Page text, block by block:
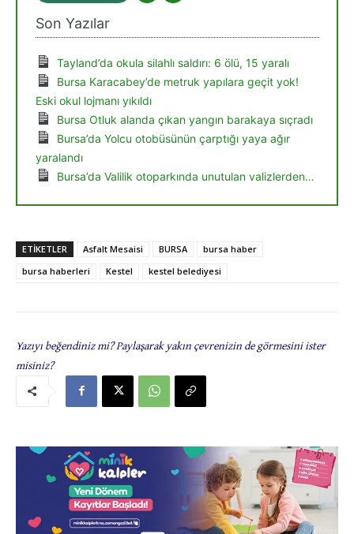
Son Yazılar
Tayland’da okula silahlı saldırı: 6 ölü, 15 yaralı
Bursa Karacabey’de metruk yapılara geçit yok!
Eski okul lojmanı yıkıldı
Bursa Otluk alanda çıkan yangın barakaya sıçradı
Bursa’da Yolcu otobüsünün çarptığı yaya ağır
yaralandı
Bursa’da Valilik otoparkında unutulan valizlerden…
ETIKETLER Asfalt Mesaisi BURSA
bursa haber
bursa haberleri
Kestel kestel belediyesi
Yazıyı beğendiniz mi? Paylaşarak yakın çevrenizin de görmesini ister
misiniz?